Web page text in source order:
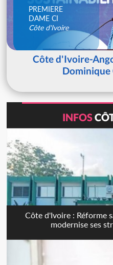
PREMIERE
DAME CI
Côte d'Ivoire
Côte d'Ivoire-
Dominique
INFOS
Côte d'Ivoire : Réforme
modernise ses